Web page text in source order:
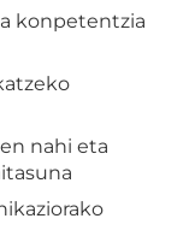
konpetentzia
nahi eta